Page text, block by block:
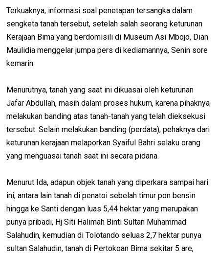
Terkuaknya, informasi soal penetapan tersangka dalam
sengketa tanah tersebut, setelah salah seorang keturunan
Kerajaan Bima yang berdomisili di Museum Asi Mbojo, Dian
Maulidia menggelar jumpa pers di kediamannya, Senin sore
kemarin.
Menurutnya, tanah yang saat ini dikuasai oleh keturunan
Jafar Abdullah, masih dalam proses hukum, karena pihaknya
melakukan banding atas tanah-tanah yang telah dieksekusi
tersebut. Selain melakukan banding (perdata), pehaknya dari
keturunan kerajaan melaporkan Syaiful Bahri selaku orang
yang menguasai tanah saat ini secara pidana.
Menurut Ida, adapun objek tanah yang diperkara sampai hari
ini, antara lain tanah di penatoi sebelah timur pon bensin
hingga ke Santi dengan luas 5,44 hektar yang merupakan
punya pribadi, Hj Siti Halimah Binti Sultan Muhammad
Salahudin, kemudian di Tolotando seluas 2,7 hektar punya
sultan Salahudin, tanah di Pertokoan Bima sekitar 5 are,